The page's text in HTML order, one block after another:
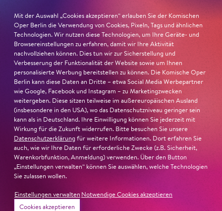
sind Auflehnung und Verletzlichkeit ebenso nachfühlbar
wie die verzweifelte Einsamkeit ihrer Figur.«Jury-
Begründung
Mit der Auswahl „Cookies akzeptieren“ erlauben Sie der Komischen
Oper Berlin die Verwendung von Cookies, Pixeln, Tags und ähnlichen
Technologien. Wir nutzen diese Technologien, um Ihre Geräte- und
Browsereinstellungen zu erfahren, damit wir Ihre Aktivität
nachvollziehen können. Dies tun wir zur Sicherstellung und
Verbesserung der Funktionalität der Website sowie um Ihnen
personalisierte Werbung bereitstellen zu können. Die Komische Oper
Berlin kann diese Daten an Dritte – etwa Social Media Werbepartner
wie Google, Facebook und Instagram – zu Marketingzwecken
weitergeben. Diese sitzen teilweise im außereuropäischen Ausland
(insbesondere in den USA), wo das Datenschutzniveau geringer sein
kann als in Deutschland. Ihre Einwilligung können Sie jederzeit mit
Wirkung für die Zukunft widerrufen. Bitte besuchen Sie unsere
Datenschutzerklärung für weitere Informationen. Dort erfahren Sie
auch, wie wir Ihre Daten für erforderliche Zwecke (z.B. Sicherheit,
Warenkorbfunktion, Anmeldung) verwenden. Über den Button
„Einstellungen verwalten“ können Sie auswählen, welche Technologien
Sie zulassen wollen.
Einstellungen verwalten Notwendige Cookies akzeptieren
Cookies akzeptieren